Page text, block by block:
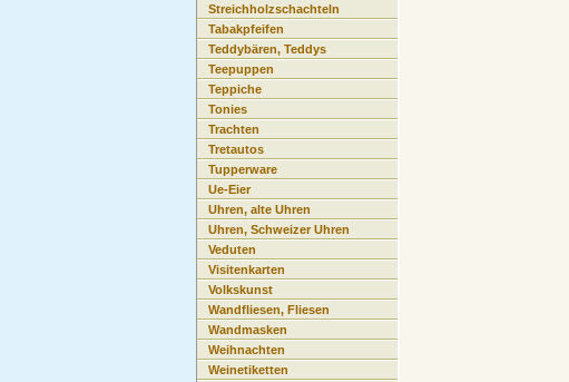
Streichholzschachteln
Tabakpfeifen
Teddybären, Teddys
Teepuppen
Teppiche
Tonies
Trachten
Tretautos
Tupperware
Ue-Eier
Uhren, alte Uhren
Uhren, Schweizer Uhren
Veduten
Visitenkarten
Volkskunst
Wandfliesen, Fliesen
Wandmasken
Weihnachten
Weinetiketten